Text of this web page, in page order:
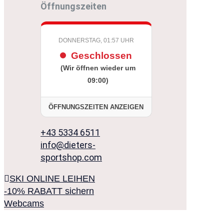
Öffnungszeiten
DONNERSTAG, 01:57 UHR
Geschlossen
(Wir öffnen wieder um
09:00)
ÖFFNUNGSZEITEN ANZEIGEN
+43 5334 6511
info@dieters-
sportshop.com
SKI ONLINE LEIHEN
-10% RABATT sichern
Webcams